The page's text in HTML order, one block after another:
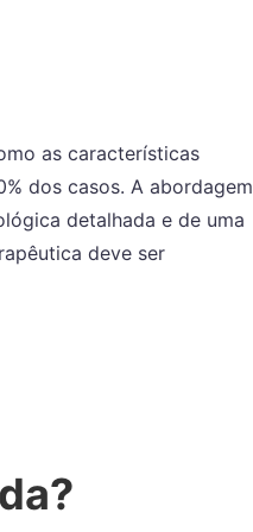
as características
dos casos. A abordagem
detalhada e de uma
deve ser